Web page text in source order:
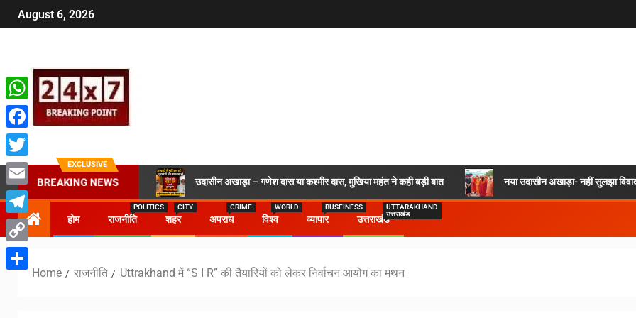
August 6, 2026
EXCLUSIVE
BREAKING NEWS उदासीन अखाड़ा – गणेश दास या कश्मीर दास, मुखिया महंत ने कही बड़ी बात नया उदासीन अखाड़ा- नहीं सुलझा
होम राजनीति
POLITICS
शहर
CITY
अपराध
CRIME
विश्व
WORLD
व्यापार
BUSEINESS
उत्तराखंड
UTTARAKHAND
उत्तराखंड
Home राजनीति Uttrakhand में “S I R” की तैयारियों को लेकर निर्वाचन आयोग का मंथन
WhatsApp
Facebook
Twitter
Email
Telegram
Copy
Share